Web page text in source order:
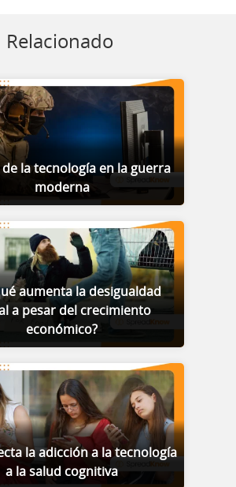
Relacionado
de la tecnología en la guerra
moderna
aumenta la desigualdad
a pesar del crecimiento
económico?
la adicción a la tecnología
a la salud cognitiva